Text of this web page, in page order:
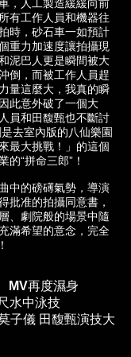
，人工製造緩緩向前
有工作人員和機器往
時，砂石車一如預計
重力加速度讓拍攝現
泥巴人更是瞬間被大
倒，而被工作人員趕
量這麼大，我真的瞬
此意外破了一個大
員和田馥甄也不斷討
去室內版的八仙樂園
最大挑戰！」的這個
“拼命三郎”！
的磅礡氣勢，導演
批准的拍攝同意書，
、劇院般的場景中隨
滿希望的意念，完全
MV再度濕身
水中泳技
子儀 田馥甄演技大